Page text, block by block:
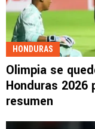
HONDURAS
Olimpia se
Honduras
resumen